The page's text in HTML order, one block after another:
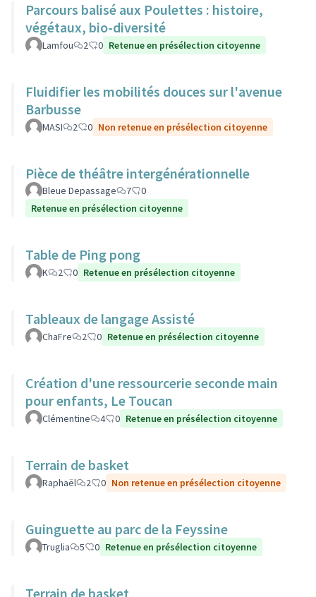
Parcours balisé aux Poulettes : histoire,
végétaux, bio-diversité
Lamfou 2 0 Retenue en présélection citoyenne
Fluidifier les mobilités douces sur l'avenue
Barbusse
MASI 2 0 Non retenue en présélection citoyenne
Pièce de théâtre intergénérationnelle
Bleue Depassage 7
0
Retenue en présélection citoyenne
Table de Ping pong
K 2 0 Retenue en présélection citoyenne
Tableaux de langage Assisté
ChaFre 2 0 Retenue en présélection citoyenne
Création d'une ressourcerie seconde main
pour enfants, Le Toucan
Clémentine 4 0 Retenue en présélection citoyenne
Terrain de basket
Raphaël 2 0 Non retenue en présélection citoyenne
Guinguette au parc de la Feyssine
Truglia 5 0 Retenue en présélection citoyenne
Terrain de basket